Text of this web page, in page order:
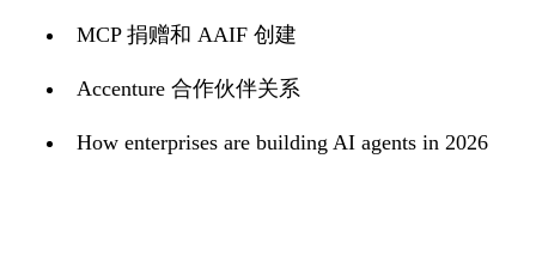
MCP 捐赠和 AAIF 创建
Accenture 合作伙伴关系
How enterprises are building AI agents in 2026